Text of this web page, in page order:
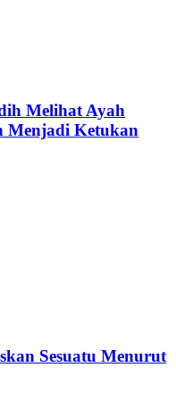
Melihat Ayah
Menjadi Ketukan
Sesuatu Menurut